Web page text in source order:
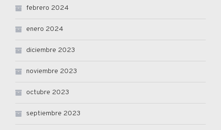
febrero 2024
enero 2024
diciembre 2023
noviembre 2023
octubre 2023
septiembre 2023